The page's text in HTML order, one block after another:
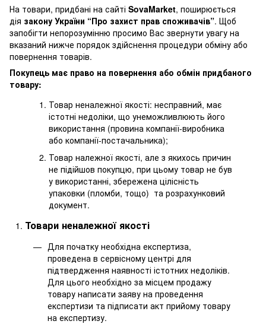
На товари, придбані на сайті SovaMarket, поширюється
дія закону України “Про захист прав споживачів”. Щоб
запобігти непорозумінню просимо Вас звернути увагу на
вказаний нижче порядок здійснення процедури обміну або
повернення товарів.
Покупець має право на повернення або обмін придбаного
товару:
Товар неналежної якості: несправний, має
істотні недоліки, що унеможливлюють його
використання (провина компанії-виробника
або компанії-постачальника);
Товар належної якості, але з якихось причин
не підійшов покупцю, при цьому товар не був
у використанні, збережена цілісність
упаковки (пломби, тощо) та розрахунковий
документ.
Товари неналежної якості
Для початку необхідна експертиза,
проведена в сервісному центрі для
підтвердження наявності істотних недоліків.
Для цього необхідно за місцем продажу
товару написати заяву на проведення
експертизи та підписати акт прийому товару
на експертизу.